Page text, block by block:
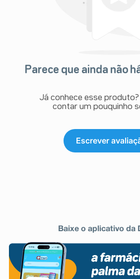
Parece que ainda não
Já conhece esse produto?
contar um pouquinho
Escrever
Baixe o aplicativo da